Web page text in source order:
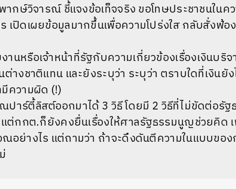
กษ์วิจารณ์ ชี้แจงข้อเท็จจริง ขอโทษประชาชนใน
ปิดเผยข้อมูลมากขึ้นเพื่อความโปร่งใส กลับสั่งฟ้อ
หรือเจ้าหน้าที่รัฐกับความเกี่ยวข้องเรื่องเงินบริจ
างชาติแทน และยังระบุว่า ระบุว่า ตราบใดที่เงินยัง
ความผิด (!)
ปาร์ตี้ลิสต์ออกมาได้ 3 วิธี โดยมี 2 วิธีที่ไม่ขัดต่อรั
แต่กกต.ก็ยังคงยื่นเรื่องให้ศาลรัฐธรรมนูญช่วยคิด
อย่างไร แต่ถามว่า ถ้าจะดึงดันตีความในแบบของ